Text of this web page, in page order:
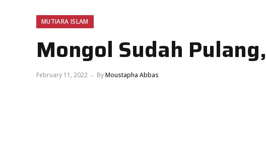
MUTIARA ISLAM
Mongol Sudah
February 11, 2022 ByMoustapha Abbas